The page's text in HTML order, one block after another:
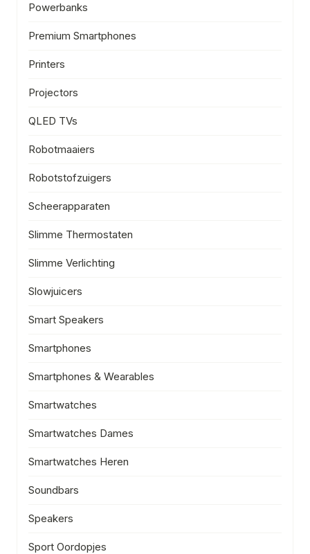
Powerbanks
Premium Smartphones
Printers
Projectors
QLED TVs
Robotmaaiers
Robotstofzuigers
Scheerapparaten
Slimme Thermostaten
Slimme Verlichting
Slowjuicers
Smart Speakers
Smartphones
Smartphones & Wearables
Smartwatches
Smartwatches Dames
Smartwatches Heren
Soundbars
Speakers
Sport Oordopjes